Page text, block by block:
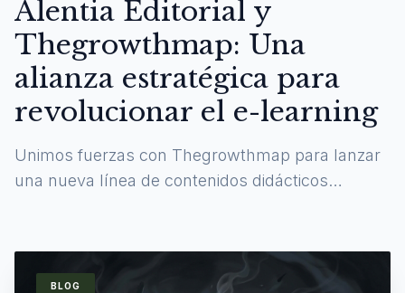
Alentia Editorial y
Thegrowthmap: Una
alianza estratégica para
revolucionar el e-learning
Unimos fuerzas con Thegrowthmap para lanzar
una nueva línea de contenidos didácticos
BLOG